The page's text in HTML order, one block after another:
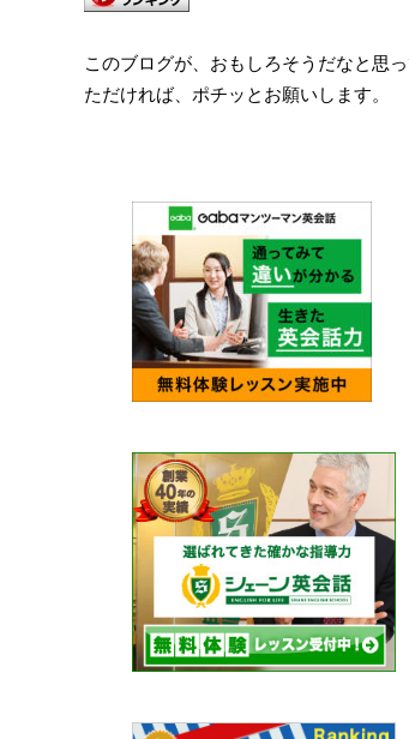
このブログが、おもしろそうだなと思
ただければ、ポチッとお願いします。